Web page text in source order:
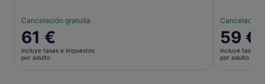
Cancelación gratuita
El
precio
es
61 €
incluye tasas e impuestos
por adulto
Cancelación
El
precio
es
59 €
incluye tasas e
por adulto